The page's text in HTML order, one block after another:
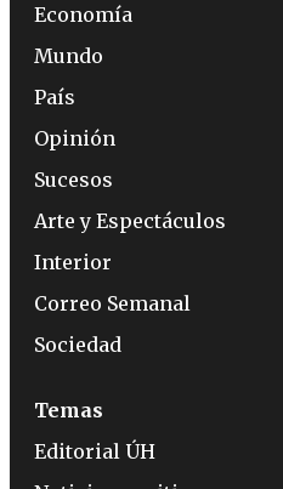
Economía
Mundo
País
Opinión
Sucesos
Arte y Espectáculos
Interior
Correo Semanal
Sociedad
Temas
Editorial ÚH